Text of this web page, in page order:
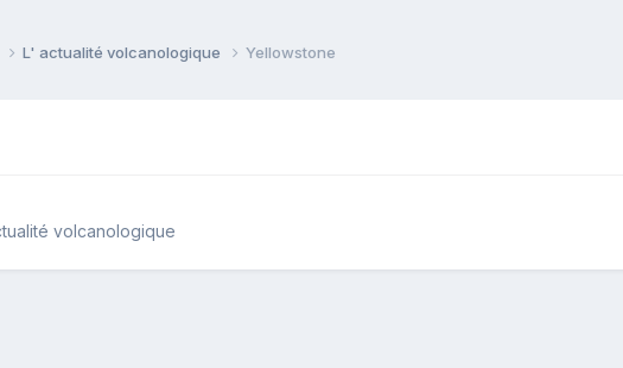
L' actualité volcanologique Yellowstone
volcanologique